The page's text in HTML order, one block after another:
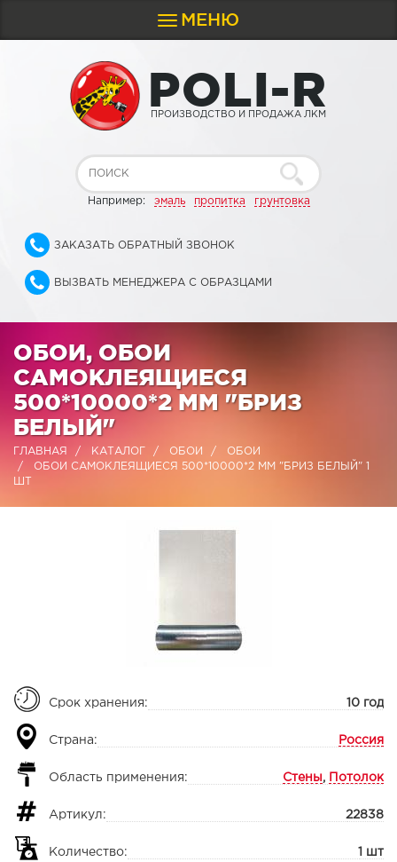
Toggle
navigation
МЕНЮ
POLI-R
ПРОИЗВОДСТВО И ПРОДАЖА ЛКМ
Например: эмаль пропитка грунтовка
ЗАКАЗАТЬ ОБРАТНЫЙ ЗВОНОК
ВЫЗВАТЬ МЕНЕДЖЕРА С ОБРАЗЦАМИ
ОБОИ, ОБОИ
САМОКЛЕЯЩИЕСЯ
500*10000*2 ММ "БРИЗ
БЕЛЫЙ"
ГЛАВНАЯ КАТАЛОГ ОБОИ
ОБОИ
ОБОИ САМОКЛЕЯЩИЕСЯ 500*10000*2 ММ "БРИЗ БЕЛЫЙ" 1
ШТ
Срок хранения: 10 год
Страна: Россия
Область применения: Стены , Потолок
Артикул: 22838
Количество: 1 шт